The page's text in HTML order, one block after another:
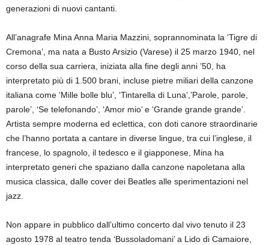
generazioni di nuovi cantanti.
All’anagrafe Mina Anna Maria Mazzini, soprannominata la ‘Tigre di
Cremona’, ma nata a Busto Arsizio (Varese) il 25 marzo 1940, nel
corso della sua carriera, iniziata alla fine degli anni ’50, ha
interpretato più di 1.500 brani, incluse pietre miliari della canzone
italiana come ‘Mille bolle blu’, ‘Tintarella di Luna’,’Parole, parole,
parole’, ‘Se telefonando’, ‘Amor mio’ e ‘Grande grande grande’.
Artista sempre moderna ed eclettica, con doti canore straordinarie
che l’hanno portata a cantare in diverse lingue, tra cui l’inglese, il
francese, lo spagnolo, il tedesco e il giapponese, Mina ha
interpretato generi che spaziano dalla canzone napoletana alla
musica classica, dalle cover dei Beatles alle sperimentazioni nel
jazz.
Non appare in pubblico dall’ultimo concerto dal vivo tenuto il 23
agosto 1978 al teatro tenda ‘Bussoladomani’ a Lido di Camaiore,